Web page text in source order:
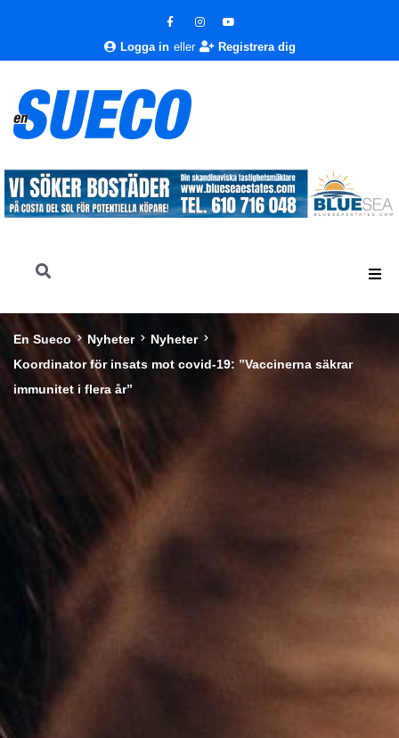
Logga in eller Registrera dig
En Sueco Nyheter
Nyheter
Koordinator för insats mot covid-19: ”Vaccinerna säkrar
immunitet i flera år”